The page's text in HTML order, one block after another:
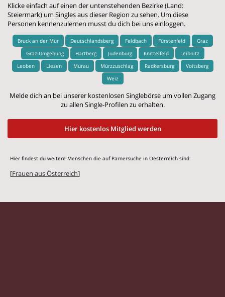
Klicke einfach auf einen der untenstehenden Bezirke (Land:
Steiermark) um Singles aus dieser Region zu sehen. Um diese
Personen kennenzulernen musst du dich bei uns einloggen.
Bruck an der Mur Deutschlandsberg Feldbach Fürstenfeld
Graz
Graz-Umgebung
Hartberg Judenburg Knittelfeld
Leibnitz
Leoben
Liezen Murau Mürzzuschlag Radkersburg
Voitsberg
Weiz
Melde dich an bei unserer kostenlosen Singlebörse um vollen Zugang
zu allen Single-Profilen zu erhalten.
Hier kostenlos Mitglied werden
Hier findest du weitere Menschen die auf Parnersuche in Oesterreich sind:
[Frauen aus Österreich]